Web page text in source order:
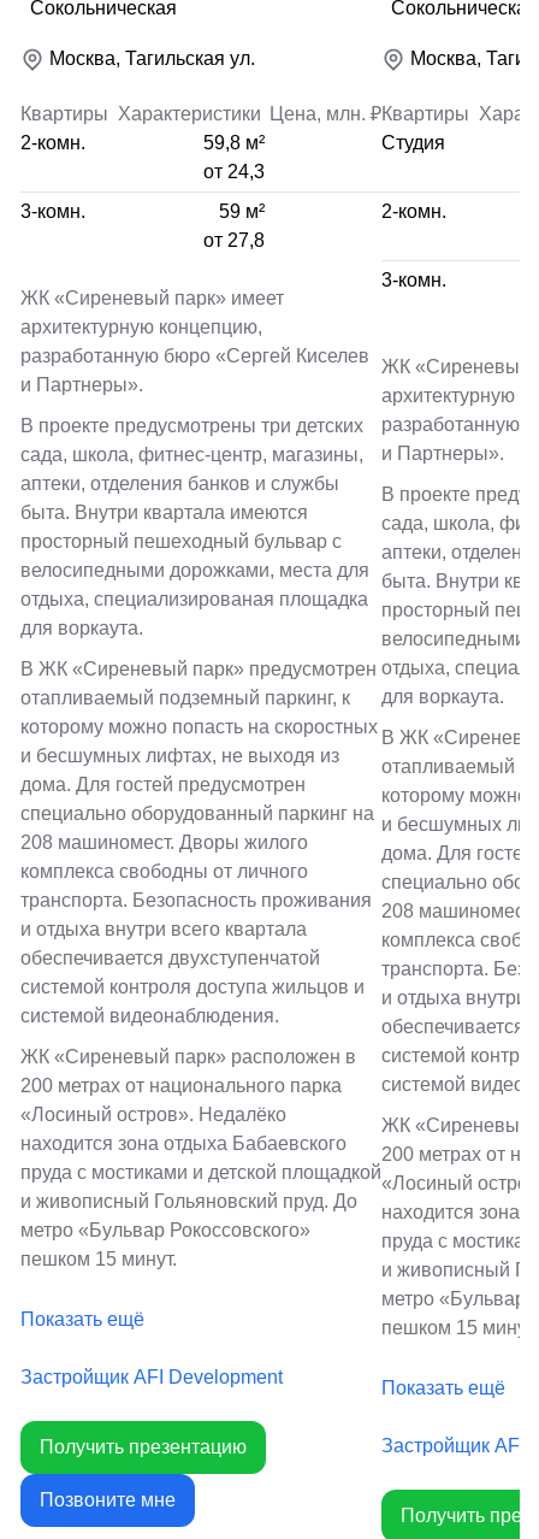
Сокольническая
Москва, Тагильская ул.
Квартиры Характеристики
Цена, млн. ₽
2-комн.
59,8 м²
от 24,3
3-комн.
59 м²
от 27,8
ЖК «Сиреневый парк» имеет
архитектурную концепцию,
разработанную бюро «Сергей Киселев
и Партнеры».
В проекте предусмотрены три детских
сада, школа, фитнес-центр, магазины,
аптеки, отделения банков и службы
быта. Внутри квартала имеются
просторный пешеходный бульвар с
велосипедными дорожками, места для
отдыха, специализированая площадка
для воркаута.
В ЖК «Сиреневый парк» предусмотрен
отапливаемый подземный паркинг, к
которому можно попасть на скоростных
и бесшумных лифтах, не выходя из
дома. Для гостей предусмотрен
специально оборудованный паркинг на
208 машиномест. Дворы жилого
комплекса свободны от личного
транспорта. Безопасность проживания
и отдыха внутри всего квартала
обеспечивается двухступенчатой
системой контроля доступа жильцов и
системой видеонаблюдения.
ЖК «Сиреневый парк» расположен в
200 метрах от национального парка
«Лосиный остров». Недалёко
находится зона отдыха Бабаевского
пруда с мостиками и детской площадкой
и живописный Гольяновский пруд. До
метро «Бульвар Рокоссовского»
пешком 15 минут.
Показать ещё
Застройщик AFI Development
Получить презентацию
Позвоните мне
Сокольническая
Москва,
Квартиры
Студия
2-комн.
3-комн.
ЖК «Сиреневый
архитектурную
разработанную
и Партнеры».
В проекте
сада, школа,
аптеки,
быта. Внутри
просторный
велосипедными
отдыха,
для воркаута.
В ЖК
отапливаемый
которому можно
и бесшумных
дома. Для
специально
208
комплекса
транспорта.
и отдыха внутри
обеспечивается
системой
системой
ЖК «Сиреневый
200 метрах от
«Лосиный
находится зона
пруда с
и живописный
метро «Бульвар
пешком 15 минут.
Показать ещё
Застройщик AFI
Получить